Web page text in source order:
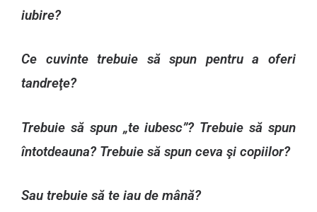
iubire?
Ce cuvinte trebuie să spun pentru a oferi
tandreţe?
Trebuie să spun „te iubesc”? Trebuie să spun
întotdeauna? Trebuie să spun ceva şi copiilor?
Sau trebuie să te iau de mână?